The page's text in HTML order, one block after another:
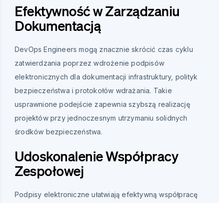
Efektywność w Zarządzaniu
Dokumentacją
DevOps Engineers mogą znacznie skrócić czas cyklu
zatwierdzania poprzez wdrożenie podpisów
elektronicznych dla dokumentacji infrastruktury, polityk
bezpieczeństwa i protokołów wdrażania. Takie
usprawnione podejście zapewnia szybszą realizację
projektów przy jednoczesnym utrzymaniu solidnych
środków bezpieczeństwa.
Udoskonalenie Współpracy
Zespołowej
Podpisy elektroniczne ułatwiają efektywną współpracę